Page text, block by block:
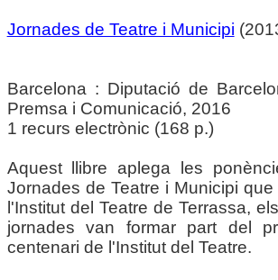
Jornades de Teatre i Municipi
Barcelona : Diputació de
Premsa i Comunicació, 2016
1 recurs electrònic (168 p.)
Aquest llibre aplega les
Jornades de Teatre i Municipi
l'Institut del Teatre de Terrassa,
jornades van formar part del
centenari de l'Institut del Teatre.